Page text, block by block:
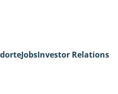
JobsInvestor Relations